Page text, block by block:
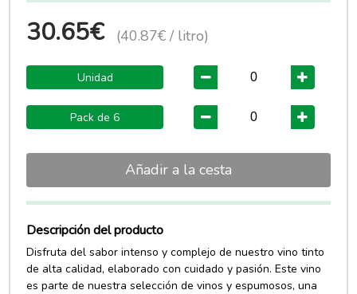
30.65€ (40.87€ / litro)
Unidad
Pack de 6
Añadir a la cesta
Descripción del producto
Disfruta del sabor intenso y complejo de nuestro vino tinto
de alta calidad, elaborado con cuidado y pasión. Este vino
es parte de nuestra selección de vinos y espumosos, una